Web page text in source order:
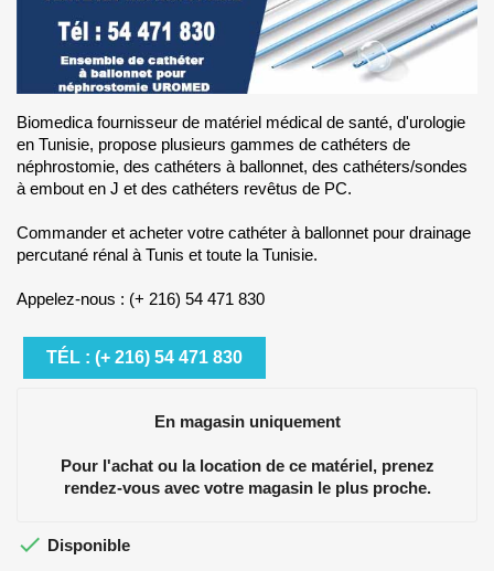
Biomedica fournisseur de matériel médical de santé, d'urologie
en Tunisie, propose plusieurs gammes de cathéters de
néphrostomie, des cathéters à ballonnet, des cathéters/sondes
à embout en J et des cathéters revêtus de PC.
Commander et acheter votre cathéter à ballonnet pour drainage
percutané rénal à Tunis et toute la Tunisie.
Appelez-nous : (+ 216) 54 471 830
TÉL : (+ 216) 54 471 830
En magasin uniquement
Pour l'achat ou la location de ce matériel, prenez
rendez-vous avec votre magasin le plus proche.
 Disponible